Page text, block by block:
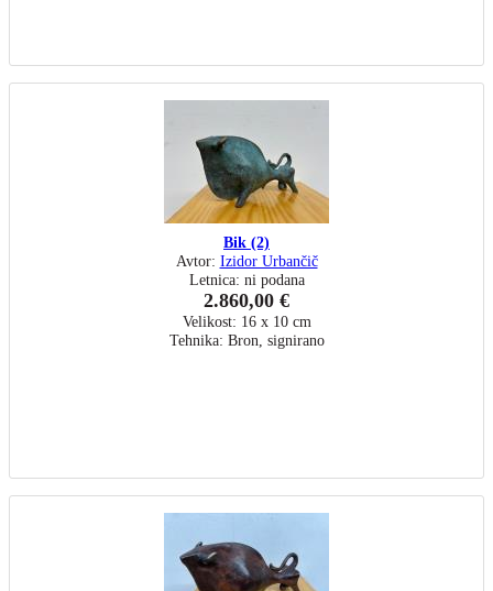
Bik (2)
Avtor: Izidor Urbančič
Letnica: ni podana
2.860,00 €
Velikost: 16 x 10 cm
Tehnika: Bron, signirano